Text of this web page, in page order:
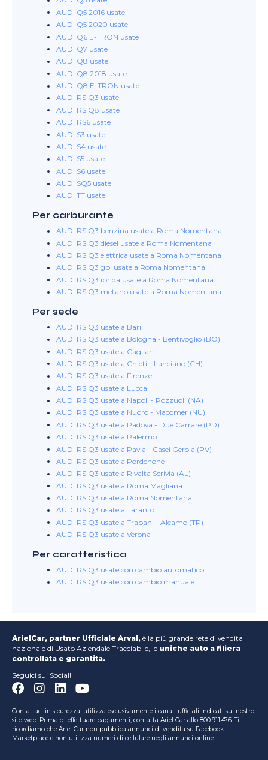
AUDI Q5 2016 usate
AUDI Q5 2020 usate
AUDI Q6 E-TRON usate
AUDI Q7 usate
AUDI Q8 usate
AUDI Q8 2018 usate
AUDI Q8 E-TRON usate
AUDI RS Q3 usate
AUDI RS Q8 usate
AUDI RS6 usate
AUDI S3 usate
AUDI S4 usate
AUDI S5 usate
AUDI S6 usate
AUDI SQ5 usate
AUDI TT usate
Per carburante
AUDI RS Q3 benzina usate a Roma Nomentana
AUDI RS Q3 diesel usate a Roma Nomentana
AUDI RS Q3 elettrica usate a Roma Nomentana
AUDI RS Q3 gpl usate a Roma Nomentana
AUDI RS Q3 ibrida usate a Roma Nomentana
AUDI RS Q3 metano usate a Roma Nomentana
Per sede
AUDI RS Q3 usate a Bari
AUDI RS Q3 usate a Bologna - Bentivoglio (BO)
AUDI RS Q3 usate a Cagliari
AUDI RS Q3 usate a Chieti - Lanciano (CH)
AUDI RS Q3 usate a Firenze
AUDI RS Q3 usate a Lucca
AUDI RS Q3 usate a Napoli - Pozzuoli (NA)
AUDI RS Q3 usate a Nuoro - Macomer (NU)
AUDI RS Q3 usate a Padova - Due Carrare (PD)
AUDI RS Q3 usate a Palermo
AUDI RS Q3 usate a Pavia - Casei Gerola (PV)
AUDI RS Q3 usate a Pordenone
AUDI RS Q3 usate a Rivalta Scrivia (AL)
AUDI RS Q3 usate a Roma Magliana
AUDI RS Q3 usate a Roma Nomentana
AUDI RS Q3 usate a Taranto
AUDI RS Q3 usate a Trapani - Alcamo (TP)
AUDI RS Q3 usate a Verona
Per caratteristica
AUDI RS Q3 usate con cambio automatico
AUDI RS Q3 usate con cambio manuale
ArielCar, partner Ufficiale Arval, è la più grande rete di vendita
nazionale di Usato Aziendale Tracciabile, le uniche auto a filiera
controllata e garantita.
Seguici sui Social!
Contattaci in sicurezza: utilizza esclusivamente i canali ufficiali indicati sul nostro
sito web. Prima di effettuare pagamenti, contatta Ariel Car allo 800.911.476. Ti
ricordiamo che Ariel Car non pubblica annunci di vendita su Facebook
Marketplace e non utilizza numeri di cellulare negli annunci online